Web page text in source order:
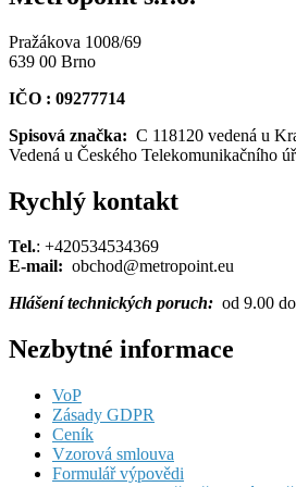
Pražákova 1008/69
639 00 Brno
IČO : 09277714
Spisová značka: C 118120 vedená u
Vedená u Českého Telekomunikačního
Rychlý kontakt
Tel.: +420534534369
E-mail: obchod@metropoint.eu
Hlášení technických poruch: od 9.00
Nezbytné informace
VoP
Zásady GDPR
Ceník
Vzorová smlouva
Formulář výpovědi